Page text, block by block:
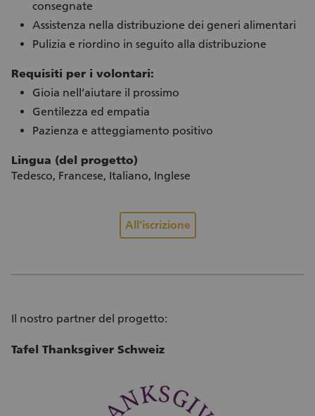
consegnate
Assistenza nella distribuzione dei generi alimentari
Pulizia e riordino in seguito alla distribuzione
Requisiti per i volontari:
Gioia nell’aiutare il prossimo
Gentilezza ed empatia
Pazienza e atteggiamento positivo
Lingua (del progetto)
Tedesco, Francese, Italiano, Inglese
All’iscrizione
Il nostro partner del progetto:
Tafel Thanksgiver Schweiz